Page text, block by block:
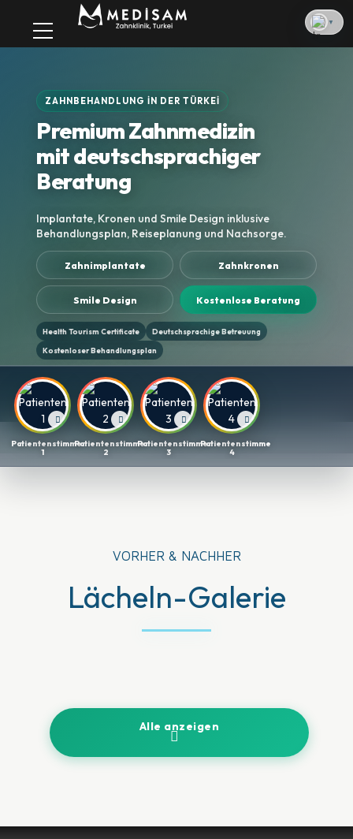
ZAHNBEHANDLUNG IN DER TÜRKEI
Premium Zahnmedizin
mit deutschsprachiger
Beratung
Implantate, Kronen und Smile Design inklusive
Behandlungsplan, Reiseplanung und Nachsorge.
Zahnimplantate Zahnkronen
Smile Design Kostenlose Beratung
Health Tourism Certificate
Deutschsprachige Betreuung
Kostenloser Behandlungsplan
Patientenstimme
1
Patientenstimme
2
Patientenstimme
3
Patientenstimme
4
VORHER & NACHHER
Lächeln-Galerie
Alle anzeigen
▼